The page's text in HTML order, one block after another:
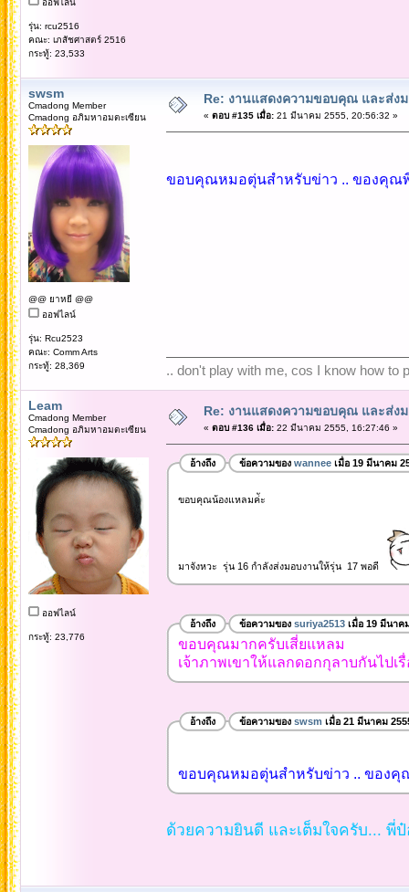
รุ่น: rcu2516
คณะ: เภสัชศาสตร์ 2516
กระทู้: 23,533
swsm
Cmadong Member
Cmadong อภิมหาอมตะเซียน
@@ ยาหยี @@
ออฟไลน์
รุ่น: Rcu2523
คณะ: Comm Arts
กระทู้: 28,369
Re: งานแสดงความขอบคุณ และส่ง
« ตอบ #135 เมื่อ:21 มีนาคม 2555, 20:56:32 »
ขอบคุณหมอตุ่นสำหรับข่าว .. ของคุณ
.. don't play with me, cos I know how to
Leam
Cmadong Member
Cmadong อภิมหาอมตะเซียน
ออฟไลน์
กระทู้: 23,776
Re: งานแสดงความขอบคุณ และส่ง
« ตอบ #136 เมื่อ:22 มีนาคม 2555, 16:27:46 »
อ้างถึง ข้อความของ wanneeเมื่อ 19 มีนาคม
ขอบคุณน้องแหลมค่ัะ
มาจังหวะ รุ่น 16 กำลังส่งมอบงานให้รุ่น 17 พอดี
อ้างถึง ข้อความของ suriya2513เมื่อ 19 มีนาค
ขอบคุณมากครับเสี่ยแหลม
เจ้าภาพเขาให้แลกดอกกุลาบกันไปเ
อ้างถึง ข้อความของ swsm เมื่อ 21 มีนาคม
ขอบคุณหมอตุ่นสำหรับข่าว .. ของคุ
ด้วยความยินดี และเต็มใจครับ... พี่ป๋